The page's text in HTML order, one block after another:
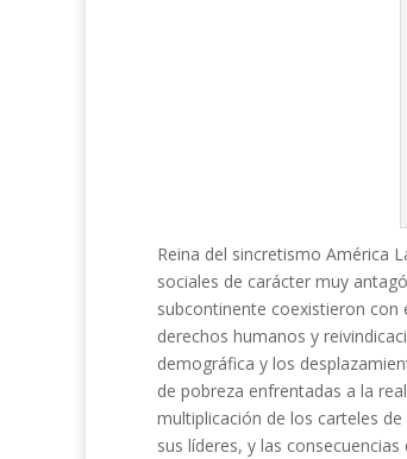
Reina del sincretismo América
sociales de carácter muy
subcontinente coexistieron con
derechos humanos y
demográfica y los
de pobreza enfrentadas a la
multiplicación de los carteles
sus líderes, y las